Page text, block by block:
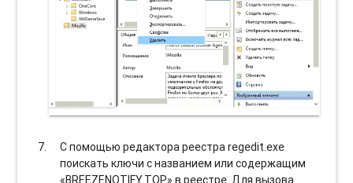
С помощью редактора реестра regedit.exe
поискать ключи с названием или содержащим
«BREEZENOTIFY.TOP» в реестре. Для вызова